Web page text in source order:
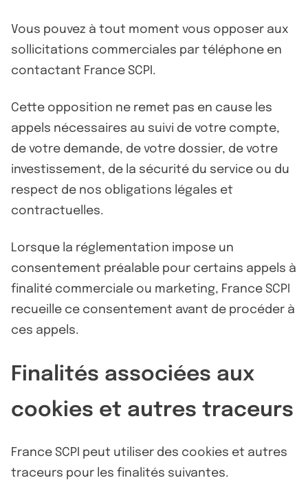
Vous pouvez à tout moment vous opposer aux
sollicitations commerciales par téléphone en
contactant France SCPI.
Cette opposition ne remet pas en cause les
appels nécessaires au suivi de votre compte,
de votre demande, de votre dossier, de votre
investissement, de la sécurité du service ou du
respect de nos obligations légales et
contractuelles.
Lorsque la réglementation impose un
consentement préalable pour certains appels à
finalité commerciale ou marketing, France SCPI
recueille ce consentement avant de procéder à
ces appels.
Finalités associées aux
cookies et autres traceurs
France SCPI peut utiliser des cookies et autres
traceurs pour les finalités suivantes.